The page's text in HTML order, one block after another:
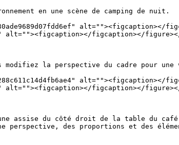
en une scène de camping de nuit.
alt=""><figcaption></
alt=""><figcaption></figcaption></
la perspective du cadre pour une
alt=""><figcaption></
alt=""><figcaption></figcaption></
assise du côté droit de la table du
perspective, des proportions et des